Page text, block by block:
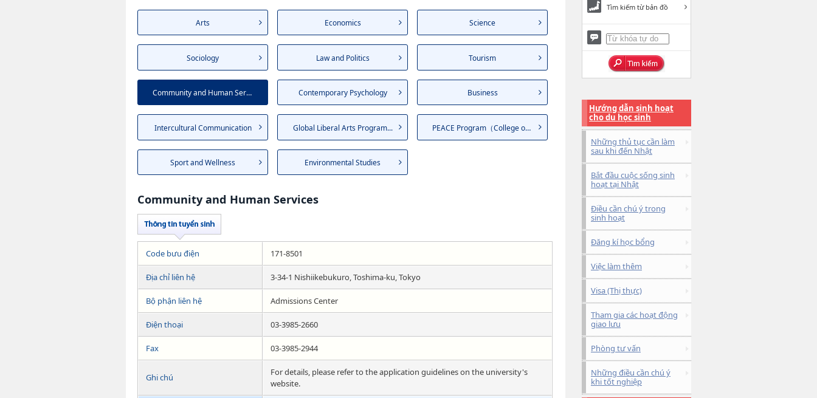
Arts Economics Science
Sociology Law and Politics Tourism
Community and Human Services Contemporary Psychology Business
Intercultural Communication Global Liberal Arts Program... PEACE Program（College of L...
Sport and Wellness Environmental Studies
Community and Human Services
Code bưu điện 171-8501
Địa chỉ liên hệ 3-34-1 Nishiikebukuro, Toshima-ku, Tokyo
Bộ phận liên hệ Admissions Center
Điện thoại 03-3985-2660
Fax 03-3985-2944
Ghi chú
For details, please refer to the application guidelines on the university's
website.
Tìm kiếm từ bản đồ
Hướng dẫn sinh hoạt
cho du học sinh
Những thủ tục cần làm
sau khi đến Nhật
Bắt đầu cuộc sống sinh
hoạt tại Nhật
Điều cần chú ý trong
sinh hoạt
Đăng kí học bổng
Việc làm thêm
Visa (Thị thực)
Tham gia các hoạt động
giao lưu
Phòng tư vấn
Những điều cần chú ý
khi tốt nghiệp